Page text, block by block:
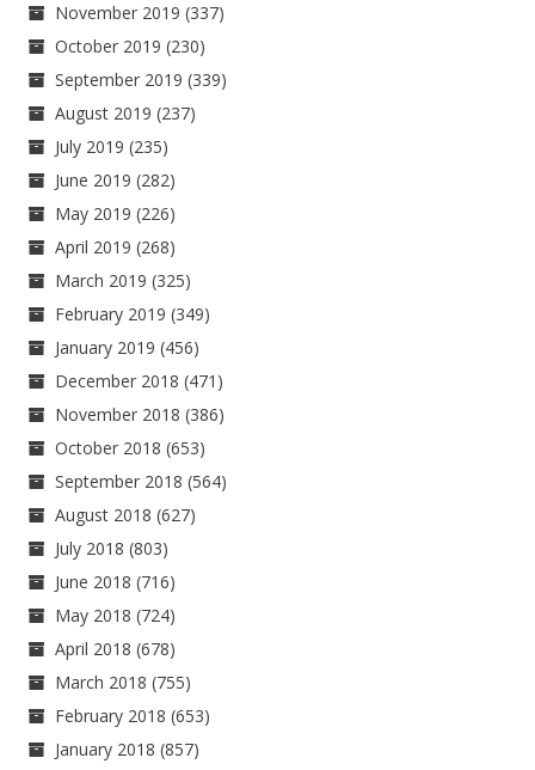
November 2019 (337)
October 2019 (230)
September 2019 (339)
August 2019 (237)
July 2019 (235)
June 2019 (282)
May 2019 (226)
April 2019 (268)
March 2019 (325)
February 2019 (349)
January 2019 (456)
December 2018 (471)
November 2018 (386)
October 2018 (653)
September 2018 (564)
August 2018 (627)
July 2018 (803)
June 2018 (716)
May 2018 (724)
April 2018 (678)
March 2018 (755)
February 2018 (653)
January 2018 (857)